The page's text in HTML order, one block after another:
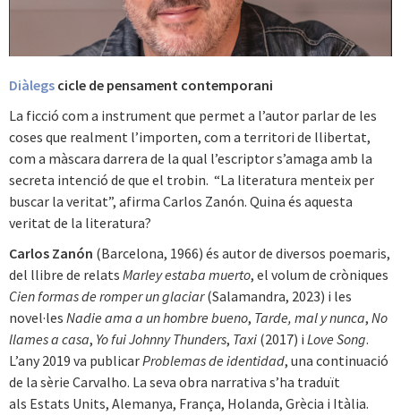
Diàlegs cicle de pensament contemporani
La ficció com a instrument que permet a l’autor parlar de les
coses que realment l’importen, com a territori de llibertat,
com a màscara darrera de la qual l’escriptor s’amaga amb la
secreta intenció de que el trobin. “La literatura menteix per
buscar la veritat”, afirma Carlos Zanón. Quina és aquesta
veritat de la literatura?
Carlos Zanón (Barcelona, 1966) és autor de diversos poemaris,
del llibre de relats Marley estaba muerto, el volum de cròniques
Cien formas de romper un glaciar(Salamandra, 2023) i les
novel·les Nadie ama a un hombre bueno, Tarde, mal y nunca, No
llames a casa, Yo fui Johnny Thunders, Taxi (2017) i Love Song.
L’any 2019 va publicarProblemas de identidad, una continuació
de la sèrie Carvalho. La seva obra narrativa s’ha traduït
als Estats Units, Alemanya, França, Holanda, Grècia i Itàlia.